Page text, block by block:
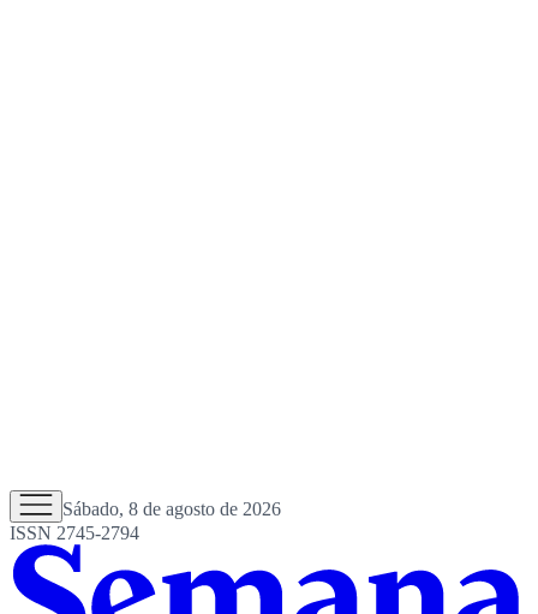
Sábado, 8 de agosto de 2026
ISSN 2745-2794